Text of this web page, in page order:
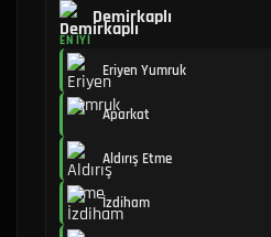
Demirkaplı
EN İYI
Eriyen Yumruk
Aparkat
Aldırış Etme
İzdiham